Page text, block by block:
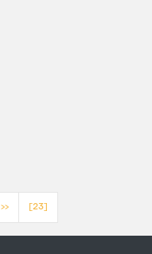
>> [23]